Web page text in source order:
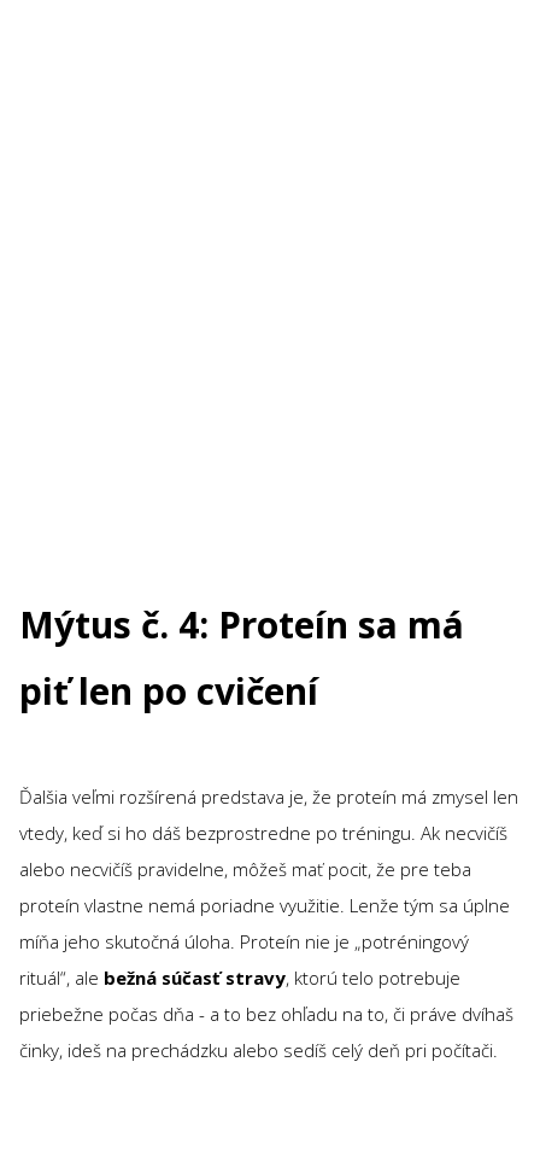
Mýtus č. 4: Proteín sa má
piť len po cvičení
Ďalšia veľmi rozšírená predstava je, že proteín má zmysel len
vtedy, keď si ho dáš bezprostredne po tréningu. Ak necvičíš
alebo necvičíš pravidelne, môžeš mať pocit, že pre teba
proteín vlastne nemá poriadne využitie. Lenže tým sa úplne
míňa jeho skutočná úloha. Proteín nie je „potréningový
rituál“, ale bežná súčasť stravy, ktorú telo potrebuje
priebežne počas dňa - a to bez ohľadu na to, či práve dvíhaš
činky, ideš na prechádzku alebo sedíš celý deň pri počítači.